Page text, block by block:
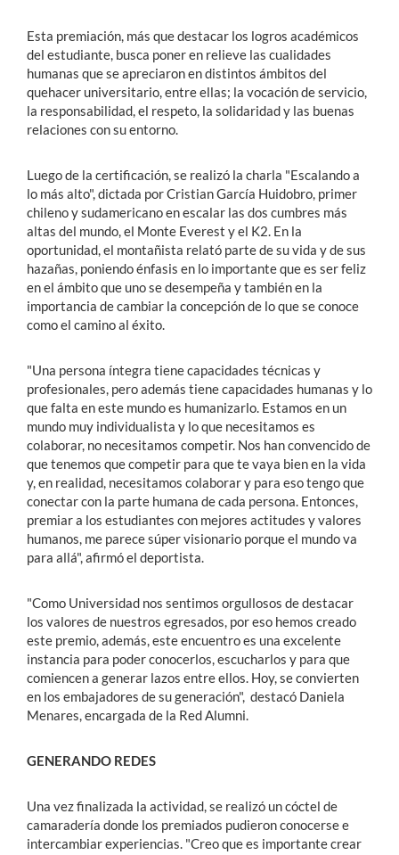
Esta premiación, más que destacar los logros académicos
del estudiante, busca poner en relieve las cualidades
humanas que se apreciaron en distintos ámbitos del
quehacer universitario, entre ellas; la vocación de servicio,
la responsabilidad, el respeto, la solidaridad y las buenas
relaciones con su entorno.
Luego de la certificación, se realizó la charla "Escalando a
lo más alto", dictada por Cristian García Huidobro, primer
chileno y sudamericano en escalar las dos cumbres más
altas del mundo, el Monte Everest y el K2. En la
oportunidad, el montañista relató parte de su vida y de sus
hazañas, poniendo énfasis en lo importante que es ser feliz
en el ámbito que uno se desempeña y también en la
importancia de cambiar la concepción de lo que se conoce
como el camino al éxito.
"Una persona íntegra tiene capacidades técnicas y
profesionales, pero además tiene capacidades humanas y lo
que falta en este mundo es humanizarlo. Estamos en un
mundo muy individualista y lo que necesitamos es
colaborar, no necesitamos competir. Nos han convencido de
que tenemos que competir para que te vaya bien en la vida
y, en realidad, necesitamos colaborar y para eso tengo que
conectar con la parte humana de cada persona. Entonces,
premiar a los estudiantes con mejores actitudes y valores
humanos, me parece súper visionario porque el mundo va
para allá", afirmó el deportista.
"Como Universidad nos sentimos orgullosos de destacar
los valores de nuestros egresados, por eso hemos creado
este premio, además, este encuentro es una excelente
instancia para poder conocerlos, escucharlos y para que
comiencen a generar lazos entre ellos. Hoy, se convierten
en los embajadores de su generación", destacó Daniela
Menares, encargada de la Red Alumni.
GENERANDO REDES
Una vez finalizada la actividad, se realizó un cóctel de
camaradería donde los premiados pudieron conocerse e
intercambiar experiencias. "Creo que es importante crear